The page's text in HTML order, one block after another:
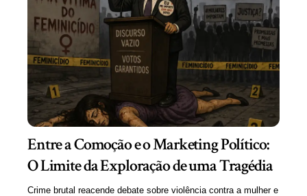
Entre a Comoção e o Marketing Político:
O Limite da Exploração de uma Tragédia
Crime brutal reacende debate sobre violência contra a mulher e